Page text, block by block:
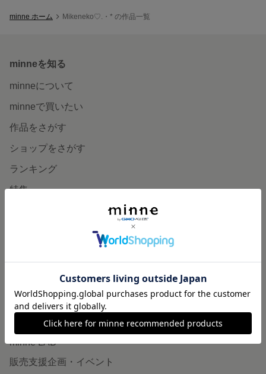
minne ホーム Mikeneko♡.・* の作品一覧
minneを知る
minneについて
minneで買いたい
作品をさがす
ショップをさがす
ランキング
特集
食品販売
ヴィンテージ販売
ダウンロード販売
minne PLUS
minne LAB
販売支援企画・イベント